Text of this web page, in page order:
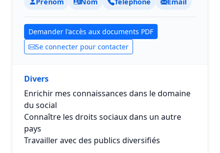
Demander l'accès aux documents PDF
Se connecter pour contacter
Divers
Enrichir mes connaissances dans le domaine
du social
Connaître les droits sociaux dans un autre
pays
Travailler avec des publics diversifiés